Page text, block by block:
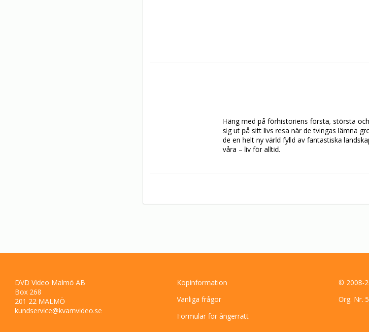
Häng med på förhistoriens första, största
sig ut på sitt livs resa när de tvingas lämna
de en helt ny värld fylld av fantastiska
våra – liv för alltid.
DVD Video Malmö AB
Box 268
201 22 MALMÖ
kundservice@kvarnvideo.se
Köpinformation
Vanliga frågor
Formulär för ångerrätt
© 2008-
Org. Nr.